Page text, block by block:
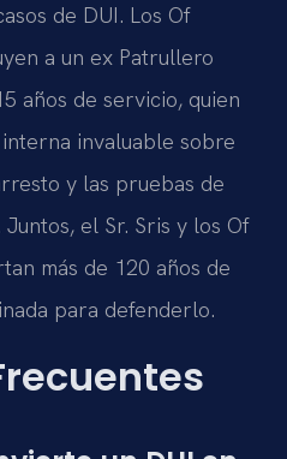
de DUI. Los Of
a un ex Patrullero
años de servicio, quien
invaluable sobre
y las pruebas de
el Sr. Sris y los Of
más de 120 años de
para defenderlo.